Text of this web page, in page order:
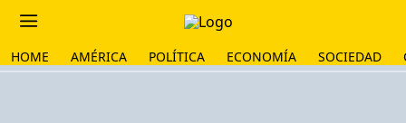
HOME AMÉRICA POLÍTICA ECONOMÍA SOCIEDAD